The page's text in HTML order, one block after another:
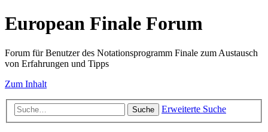
European Finale Forum
Forum für Benutzer des Notationsprogramm Finale zum Austausch
von Erfahrungen und Tipps
Zum Inhalt
Suche Erweiterte Suche